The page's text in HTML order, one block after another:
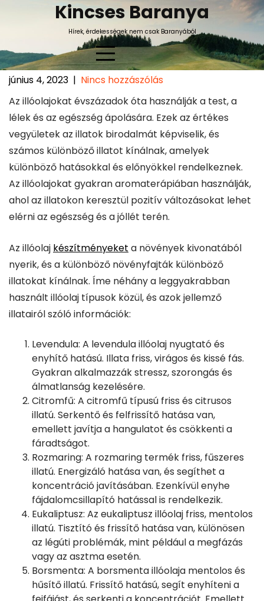
Kincses Baranya
Hírek, érdekességek nem csak Baranyából
Az illóolajok csodálatos világa
és számos létező illatuk
június 4, 2023 | Nincs hozzászólás
Az illóolajokat évszázadok óta használják a test, a
lélek és az egészség ápolására. Ezek az értékes
vegyületek az illatok birodalmát képviselik, és
számos különböző illatot kínálnak, amelyek
különböző hatásokkal és előnyökkel rendelkeznek.
Az illóolajokat gyakran aromaterápiában használják,
ahol az illatokon keresztül pozitív változásokat lehet
elérni az egészség és a jóllét terén.
Az illóolaj készítményeket a növények kivonatából
nyerik, és a különböző növényfajták különböző
illatokat kínálnak. Íme néhány a leggyakrabban
használt illóolaj típusok közül, és azok jellemző
illatairól szóló információk:
Levendula: A levendula illóolaj nyugtató és
enyhítő hatású. Illata friss, virágos és kissé fás.
Gyakran alkalmazzák stressz, szorongás és
álmatlanság kezelésére.
Citromfű: A citromfű típusú friss és citrusos
illatú. Serkentő és felfrissítő hatása van,
emellett javítja a hangulatot és csökkenti a
fáradtságot.
Rozmaring: A rozmaring termék friss, fűszeres
illatú. Energizáló hatása van, és segíthet a
koncentráció javításában. Ezenkívül enyhe
fájdalomcsillapító hatással is rendelkezik.
Eukaliptusz: Az eukaliptusz illóolaj friss, mentolos
illatú. Tisztító és frissítő hatása van, különösen
az légúti problémák, mint például a megfázás
vagy az asztma esetén.
Borsmenta: A borsmenta illóolaja mentolos és
hűsítő illatú. Frissítő hatású, segít enyhíteni a